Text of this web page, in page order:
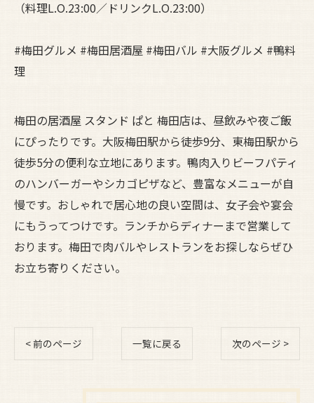
（料理L.O.23:00／ドリンクL.O.23:00）
#梅田グルメ #梅田居酒屋 #梅田バル #大阪グルメ #鴨料
理
梅田の居酒屋 スタンド ぱと 梅田店は、昼飲みや夜ご飯
にぴったりです。大阪梅田駅から徒歩9分、東梅田駅から
徒歩5分の便利な立地にあります。鴨肉入りビーフパティ
のハンバーガーやシカゴピザなど、豊富なメニューが自
慢です。おしゃれで居心地の良い空間は、女子会や宴会
にもうってつけです。ランチからディナーまで営業して
おります。梅田で肉バルやレストランをお探しならぜひ
お立ち寄りください。
< 前のページ 一覧に戻る 次のページ >